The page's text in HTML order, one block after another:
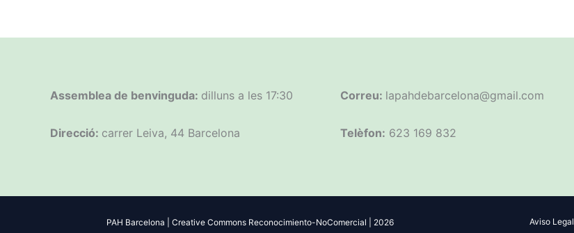
Assemblea de benvinguda: dilluns a les 17:30
Direcció: carrer Leiva, 44 Barcelona
Correu: lapahdebarcelona@gmail.com
Telèfon: 623 169 832
PAH Barcelona | Creative Commons Reconocimiento-NoComercial | 2026 Aviso Legal